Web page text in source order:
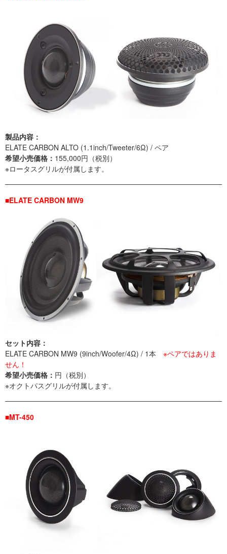
製品内容：
ELATE CARBON ALTO (1.1inch/Tweeter/6Ω) / ペア
希望小売価格： 155,000円（税別）
※ロータスグリルが付属します。
■ELATE CARBON MW9
セット内容：
ELATE CARBON MW9 (9inch/Woofer/4Ω) / 1本 ※ペアではありま
せん！
希望小売価格： 円（税別）
※オクトパスグリルが付属します。
■MT-450